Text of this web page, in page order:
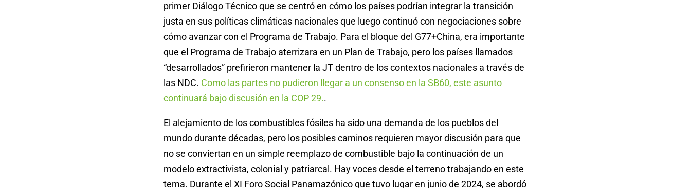
primer Diálogo Técnico que se centró en cómo los países podrían integrar la transición
justa en sus políticas climáticas nacionales que luego continuó con negociaciones sobre
cómo avanzar con el Programa de Trabajo. Para el bloque del G77+China, era importante
que el Programa de Trabajo aterrizara en un Plan de Trabajo, pero los países llamados
“desarrollados” prefirieron mantener la JT dentro de los contextos nacionales a través de
las NDC. Como las partes no pudieron llegar a un consenso en la SB60, este asunto
continuará bajo discusión en la COP 29..
El alejamiento de los combustibles fósiles ha sido una demanda de los pueblos del
mundo durante décadas, pero los posibles caminos requieren mayor discusión para que
no se conviertan en un simple reemplazo de combustible bajo la continuación de un
modelo extractivista, colonial y patriarcal. Hay voces desde el terreno trabajando en este
tema. Durante el XI Foro Social Panamazónico que tuvo lugar en junio de 2024, se abordó